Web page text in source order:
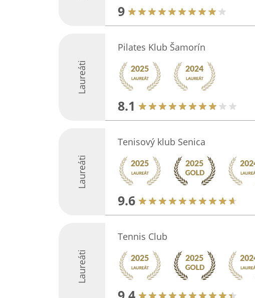
9
Laureáti
Pilates Klub Šamorín
8.1
Laureáti
Tenisový klub Senica
9.6
Laureáti
Tennis Club